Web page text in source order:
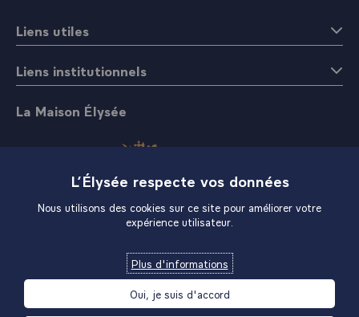
Liens utiles
Liens institutionnels
La Maison Élysée
L’Élysée respecte vos données
Nous utilisons des cookies sur ce site pour améliorer votre
expérience utilisateur.
Plus d'informations
Oui, je suis d'accord